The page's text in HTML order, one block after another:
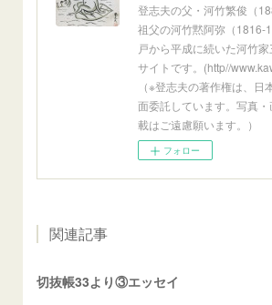
登志夫の父・河竹繁俊（
祖父の河竹黙阿弥（
戸から平成に続いた河竹
サイトです。(http//
（※登志夫の著作権は、日
面委託しています。写真
載はご遠慮願います。）
フォロー
関連記事
切抜帳33より③エッセイ